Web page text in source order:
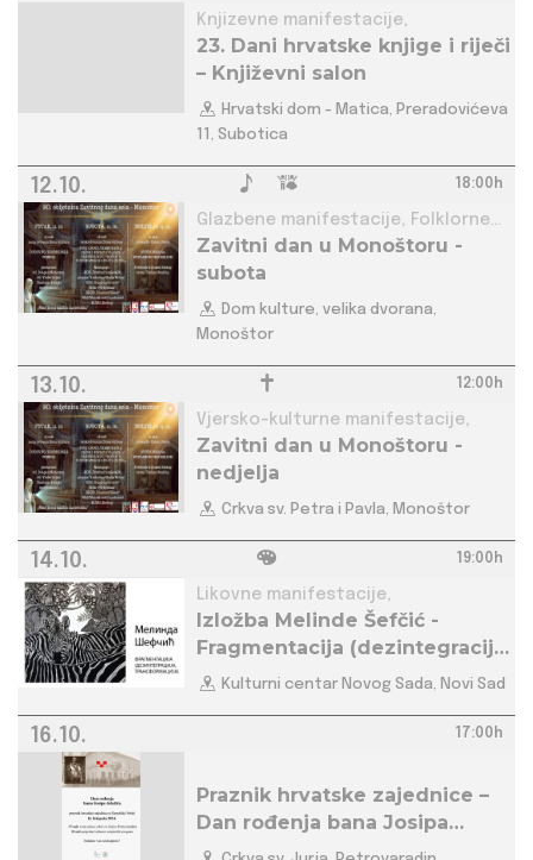
Knjizevne manifestacije,
23. Dani hrvatske knjige i riječi
– Književni salon
Hrvatski dom - Matica, Preradovićeva
11, Subotica
12.10. 18:00h
Glazbene manifestacije, Folklorne
manifestacije,
Zavitni dan u Monoštoru -
subota
Dom kulture, velika dvorana,
Monoštor
13.10. 12:00h
Vjersko-kulturne manifestacije,
Zavitni dan u Monoštoru -
nedjelja
Crkva sv. Petra i Pavla, Monoštor
14.10. 19:00h
Likovne manifestacije,
Izložba Melinde Šefčić -
Fragmentacija (dezintegracija,
transformacija)
Kulturni centar Novog Sada, Novi Sad
16.10. 17:00h
Praznik hrvatske zajednice –
Dan rođenja bana Josipa
Jelačića